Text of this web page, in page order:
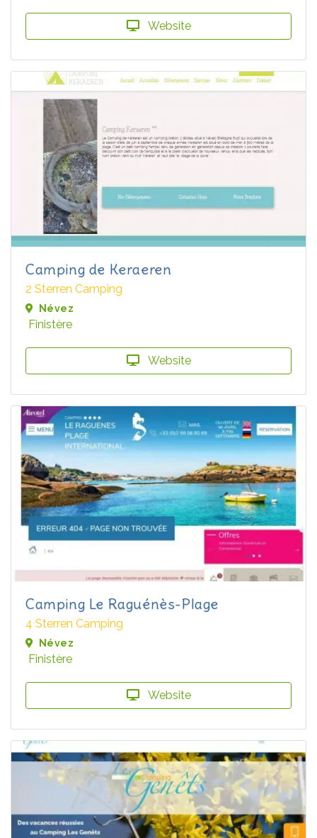
Website
Camping de Keraeren
2 Sterren Camping
Névez
Finistère
Website
Camping Le Raguénès-Plage
4 Sterren Camping
Névez
Finistère
Website